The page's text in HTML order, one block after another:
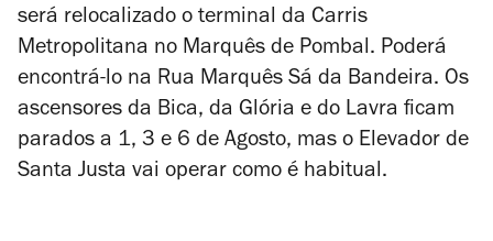
será relocalizado o terminal da Carris
Metropolitana no Marquês de Pombal. Poderá
encontrá-lo na Rua Marquês Sá da Bandeira. Os
ascensores da Bica, da Glória e do Lavra ficam
parados a 1, 3 e 6 de Agosto, mas o Elevador de
Santa Justa vai operar como é habitual.